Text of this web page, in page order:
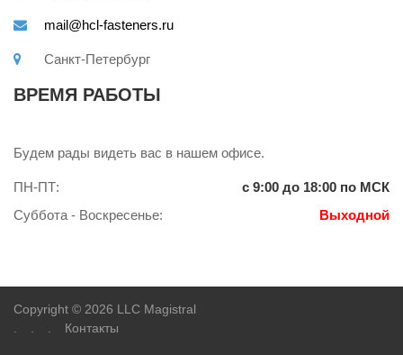
mail@hcl-fasteners.ru
Санкт-Петербург
ВРЕМЯ РАБОТЫ
Будем рады видеть вас в нашем офисе.
ПН-ПТ:
с 9:00 до 18:00 по МСК
Суббота - Воскресенье:
Выходной
Copyright © 2026 LLC Magistral
.
. . Контакты